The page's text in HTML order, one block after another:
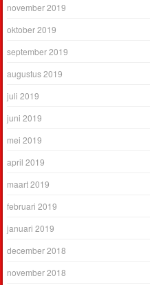
november 2019
oktober 2019
september 2019
augustus 2019
juli 2019
juni 2019
mei 2019
april 2019
maart 2019
februari 2019
januari 2019
december 2018
november 2018